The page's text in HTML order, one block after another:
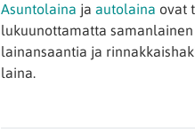
Asuntolaina ja autolaina ovat
lukuunottamatta
lainansaantia ja
laina.